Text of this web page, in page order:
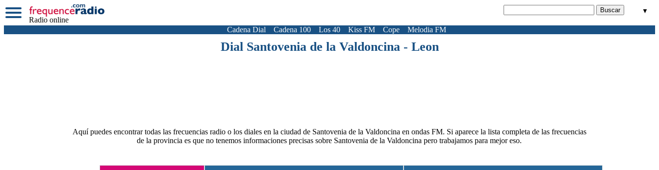
Radio online
▼
Cadena Dial Cadena 100 Los 40 Kiss FM Cope Melodia FM
Dial Santovenia de la Valdoncina - Leon
Aquí puedes encontrar todas las frecuencias radio o los diales en la ciudad de Santovenia de la Valdoncina en ondas FM. Si aparece la lista completa de las frecuencias
de la provincia es que no tenemos informaciones precisas sobre Santovenia de la Valdoncina pero trabajamos para mejor eso.